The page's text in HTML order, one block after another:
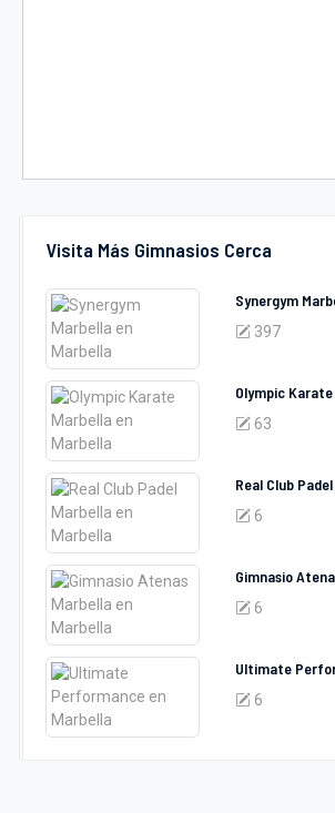
Visita Más Gimnasios Cerca
Synergym
397
Olympic
63
Real Club
6
Gimnasio
6
Ultimate
6